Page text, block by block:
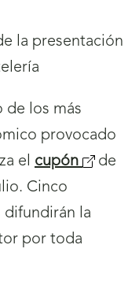
de los más
provocado
el cupón (
e
de
Cinco
difundirán la
por toda